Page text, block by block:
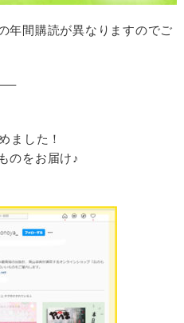
年間購読が異なりますのでご
ました！
のをお届け♪